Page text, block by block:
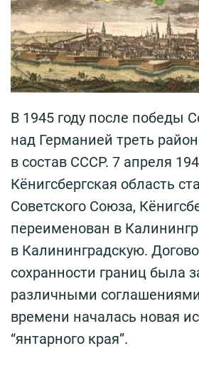
В 1945 году после победы
над Германией треть
в состав СССР. 7 апреля
Кёнигсбергская область
Советского Союза,
переименован в
в Калининградскую.
сохранности границ была
различными
времени началась новая
“янтарного края”.